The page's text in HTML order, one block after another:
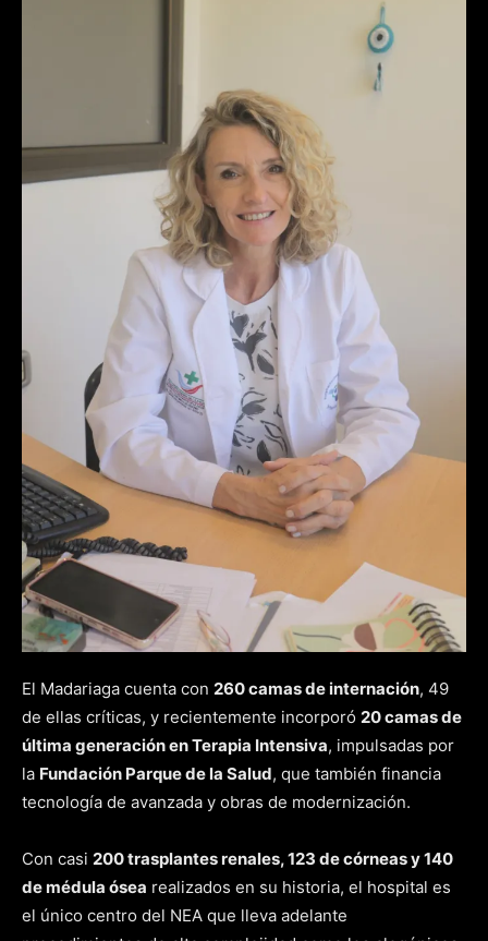
El Madariaga cuenta con 260 camas de internación, 49
de ellas críticas, y recientemente incorporó 20 camas de
última generación en Terapia Intensiva, impulsadas por
la Fundación Parque de la Salud, que también financia
tecnología de avanzada y obras de modernización.
Con casi 200 trasplantes renales, 123 de córneas y 140
de médula ósea realizados en su historia, el hospital es
el único centro del NEA que lleva adelante